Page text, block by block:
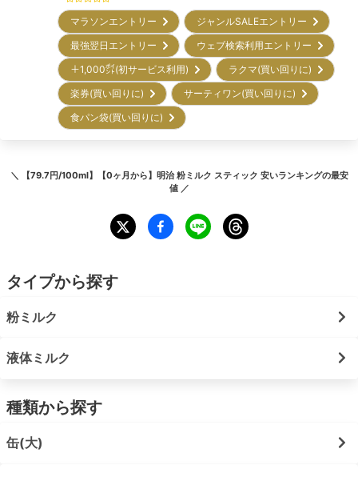
マラソンエントリー
ジャンルSALEエントリー
最強翌日エントリー
ウェブ検索利用エントリー
＋1,000㌽(初サービス利用)
ラクマ(買い回りに)
楽券(買い回りに)
サーティワン(買い回りに)
食パン袋(買い回りに)
＼ 【79.7円/100ml】【0ヶ月から】明治 粉ミルク スティック 安いランキングの最安
値 ／
タイプから探す
粉ミルク
液体ミルク
種類から探す
缶(大)